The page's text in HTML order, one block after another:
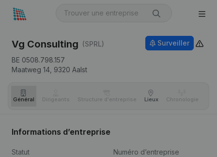
Vg Consulting (SPRL)
BE 0508.798.157
Maatweg 14, 9320 Aalst
Surveiller
Général Dirigeants Structure d'entreprise Lieux Chronologie
Informations d’entreprise
Statut
Numéro d’entreprise